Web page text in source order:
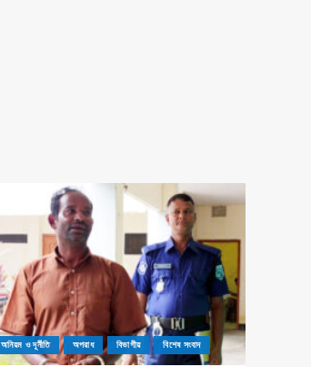
অনিয়ম ও দূর্নীতি অপরাধ বিভাগীয় বিশেষ সংবাদ